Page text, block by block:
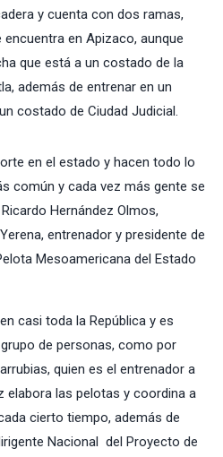
y cuenta con dos ramas,
en Apizaco, aunque
que está a un costado de la
además de entrenar en un
costado de Ciudad Judicial.
en el estado y hacen todo lo
común y cada vez más gente se
Hernández Olmos,
entrenador y presidente de
Mesoamericana del Estado
casi toda la República y es
de personas, como por
quien es el entrenador a
elabora las pelotas y coordina a
cierto tiempo, además de
Nacional del Proyecto de